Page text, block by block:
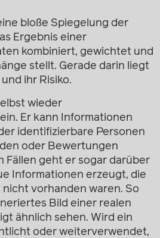
bloße Spiegelung der
Ergebnis einer
kombiniert, gewichtet und
stellt. Gerade darin liegt
ihr Risiko.
wieder
Er kann Informationen
identifizierbare Personen
oder Bewertungen
Fällen geht er sogar darüber
Informationen erzeugt, die
nicht vorhanden waren. So
Bild einer realen
ähnlich sehen. Wird ein
oder weiterverwendet,